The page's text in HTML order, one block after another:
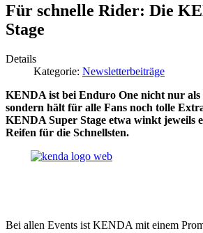
Für schnelle Rider: Die
Stage
Details
Kategorie: Newsletterbeiträge
KENDA ist bei Enduro One nicht nur als
sondern hält für alle Fans noch tolle
KENDA Super Stage etwa winkt jeweils
Reifen für die Schnellsten.
Bei allen Events ist KENDA mit einem